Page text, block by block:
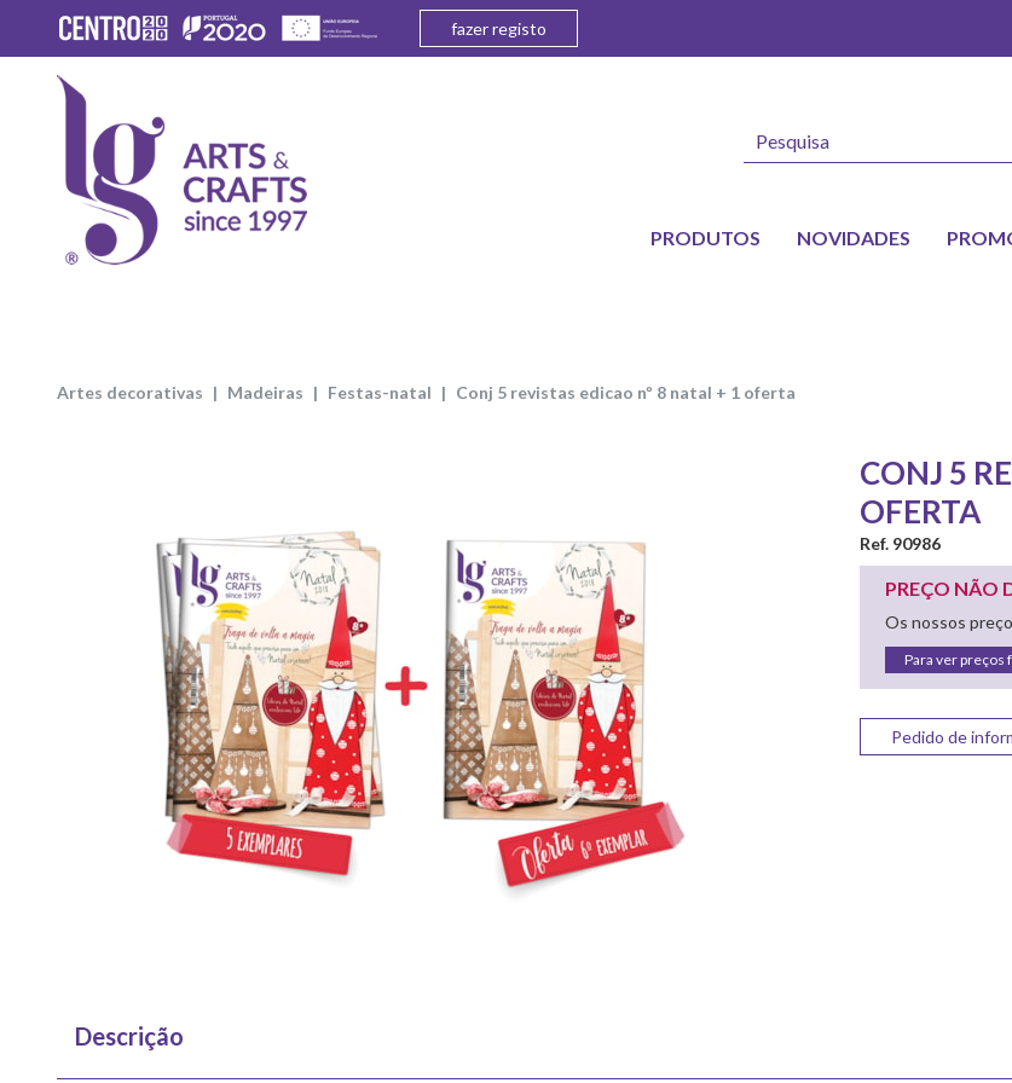
fazer registo
PRODUTOS NOVIDADES
artes decorativas madeiras festas-natal conj 5 revistas edicao nº 8 natal + 1 oferta
CONJ 5
OFERTA
Ref. 90986
PREÇO NÃO
Os nossos
Para ver preços
Pedido de
Descrição